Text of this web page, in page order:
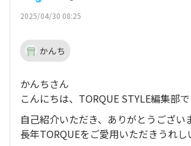
2025/04/30 08:25
かんち
かんちさん
こんにちは、TORQUE STYLE編集部で
自己紹介いただき、ありがとうござい
長年TORQUEをご愛用いただきうれし